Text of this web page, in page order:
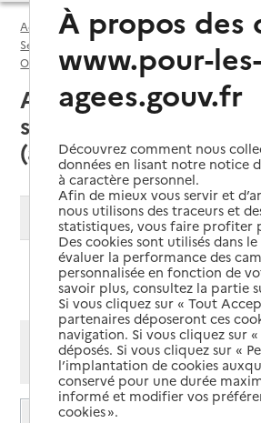
Accueil
Espace annuaire
Services autonomie à domicile (aide) par
Orne (61)
Service autonomie à domicile
Argentan (61200) :
services autonomie à
(aide)
Modifier ma recherche
Ajouter cette
Afficher les résultats par:
Mode liste
Mode carte
Service autonomie à domicile
À propos des
www.pour-
agees.gouv.fr
Découvrez comment nous
données en lisant notre notice
à caractère personnel.
Afin de mieux vous servir et
nous utilisons des traceurs et
statistiques, vous faire
Des cookies sont utilisés dans
évaluer la performance des
personnalisée en fonction de
savoir plus, consultez la partie
Si vous cliquez sur « Tout
partenaires déposeront ces
navigation. Si vous cliquez sur
déposés. Si vous cliquez sur «
l’implantation de cookies
conservé pour une durée
informé et modifier vos
cookies ».